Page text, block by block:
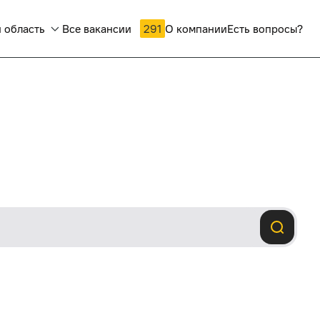
Все вакансии 291 О компанииЕсть вопросы?